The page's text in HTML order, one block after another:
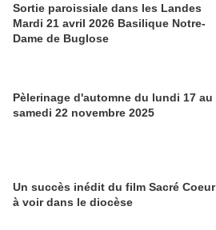
Sortie paroissiale dans les Landes
Mardi 21 avril 2026 Basilique Notre-
Dame de Buglose
Pèlerinage d'automne du lundi 17 au
samedi 22 novembre 2025
Un succès inédit du film Sacré Coeur
à voir dans le diocèse